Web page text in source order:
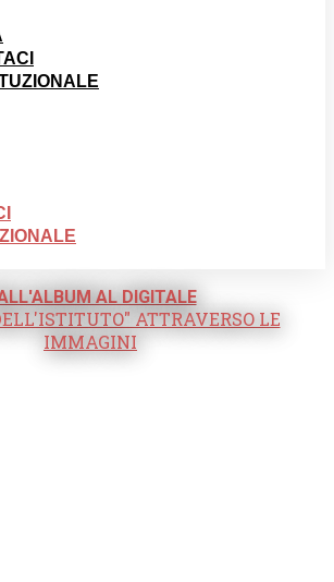
AL DIGITALE
ATTRAVERSO LE
IMMAGINI